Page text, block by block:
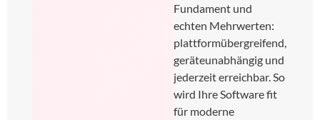
Fundament und
echten Mehrwerten:
plattformübergreifend,
geräteunabhängig und
jederzeit erreichbar. So
wird Ihre Software fit
für moderne